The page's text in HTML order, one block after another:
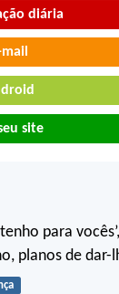
diária
mail
site
para
planos de dar-